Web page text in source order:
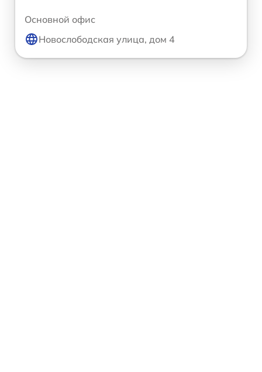
Основной офис
Новослободская улица, дом 4